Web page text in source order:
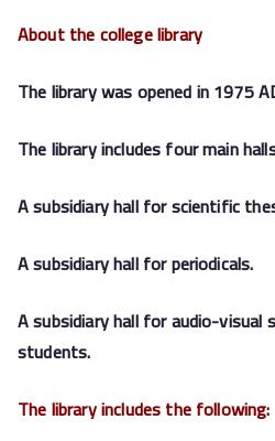
About the college library
The library was opened in 1975
The library includes four main
A subsidiary hall for scientific
A subsidiary hall for periodicals.
A subsidiary hall for audio-visual
students.
The library includes the following: